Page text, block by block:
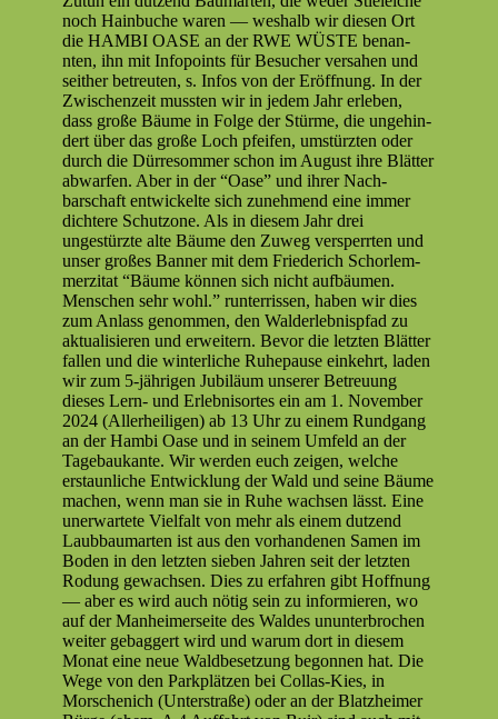
noch Hain­buche waren — weshalb wir diesen Ort
die HAMBI OASE an der RWE WÜSTE benan­
nten, ihn mit Info­points für Besuch­er ver­sa­hen und
sei­ther betreuten, s. Infos von der Eröff­nung. In der
Zwis­chen­zeit mussten wir in jedem Jahr erleben,
dass große Bäume in Folge der Stürme, die unge­hin­
dert über das große Loch pfeifen, umstürzten oder
durch die Dür­re­som­mer schon im August ihre Blät­ter
abwar­fen. Aber in der “Oase” und ihrer Nach­
barschaft entwick­elte sich zunehmend eine immer
dichtere Schut­zone. Als in diesem Jahr drei
ungestürzte alte Bäume den Zuweg versper­rten und
unser großes Ban­ner mit dem Friederich Schor­lem­
merz­i­tat “Bäume kön­nen sich nicht auf­bäu­men.
Men­schen sehr wohl.” run­ter­ris­sen, haben wir dies
zum Anlass genom­men, den Walder­leb­nisp­fad zu
aktu­al­isieren und erweit­ern. Bevor die let­zten Blät­ter
fall­en und die win­ter­liche Ruhep­ause einkehrt, laden
wir zum 5‑jährigen Jubiläum unser­er Betreu­ung
dieses Lern- und Erleb­nisortes ein am 1. Novem­ber
2024 (Aller­heili­gen) ab 13 Uhr zu einem Rundgang
an der Ham­bi Oase und in seinem Umfeld an der
Tage­baukante. Wir wer­den euch zeigen, welche
erstaunliche Entwick­lung der Wald und seine Bäume
machen, wenn man sie in Ruhe wach­sen lässt. Eine
uner­wartete Vielfalt von mehr als einem dutzend
Laub­bau­marten ist aus den vorhan­de­nen Samen im
Boden in den let­zten sieben Jahren seit der let­zten
Rodung gewach­sen. Dies zu erfahren gibt Hoff­nung
— aber es wird auch nötig sein zu informieren, wo
auf der Man­heimer­seite des Waldes unun­ter­brochen
weit­er gebag­gert wird und warum dort in diesem
Monat eine neue Waldbe­set­zung begonnen hat. Die
Wege von den Park­plätzen bei Col­las-Kies, in
Morschenich (Unter­straße) oder an der Blatzheimer